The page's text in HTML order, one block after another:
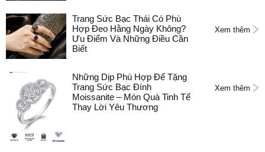
Trang Sức Bạc Thái Có Phù
Hợp Đeo Hằng Ngày Không?
Ưu Điểm Và Những Điều Cần
Biết
Xem thêm
Những Dịp Phù Hợp Để Tặng
Trang Sức Bạc Đính
Moissanite – Món Quà Tinh Tế
Thay Lời Yêu Thương
Xem thêm